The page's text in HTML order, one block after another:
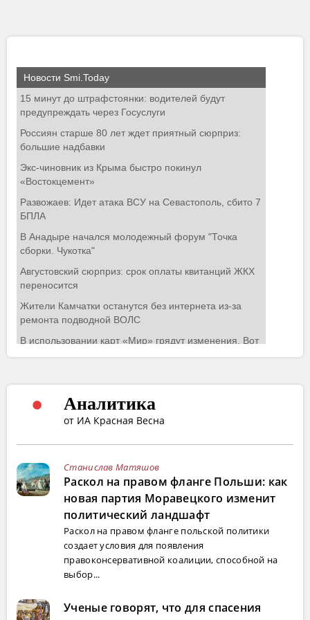
Аналитика
от ИА Красная Весна
Станислав Матяшов
Раскол на правом фланге Польши: как
новая партия Моравецкого изменит
политический ландшафт
Раскол на правом фланге польской политики
создает условия для появления
правоконсервативной коалиции, способной на
выбор...
Ученые говорят, что для спасения